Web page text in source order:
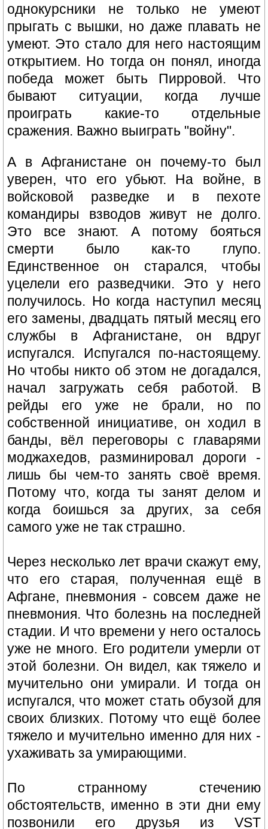
однокурсники не только не умеют
прыгать с вышки, но даже плавать не
умеют. Это стало для него настоящим
открытием. Но тогда он понял, иногда
победа может быть Пирровой. Что
бывают ситуации, когда лучше
проиграть какие-то отдельные
сражения. Важно выиграть "войну".
А в Афганистане он почему-то был
уверен, что его убьют. На войне, в
войсковой разведке и в пехоте
командиры взводов живут не долго.
Это все знают. А потому бояться
смерти было как-то глупо.
Единственное он старался, чтобы
уцелели его разведчики. Это у него
получилось. Но когда наступил месяц
его замены, двадцать пятый месяц его
службы в Афганистане, он вдруг
испугался. Испугался по-настоящему.
Но чтобы никто об этом не догадался,
начал загружать себя работой. В
рейды его уже не брали, но по
собственной инициативе, он ходил в
банды, вёл переговоры с главарями
моджахедов, разминировал дороги -
лишь бы чем-то занять своё время.
Потому что, когда ты занят делом и
когда боишься за других, за себя
самого уже не так страшно.
Через несколько лет врачи скажут ему,
что его старая, полученная ещё в
Афгане, пневмония - совсем даже не
пневмония. Что болезнь на последней
стадии. И что времени у него осталось
уже не много. Его родители умерли от
этой болезни. Он видел, как тяжело и
мучительно они умирали. И тогда он
испугался, что может стать обузой для
своих близких. Потому что ещё более
тяжело и мучительно именно для них -
ухаживать за умирающими.
По странному стечению
обстоятельств, именно в эти дни ему
позвонили его друзья из VST